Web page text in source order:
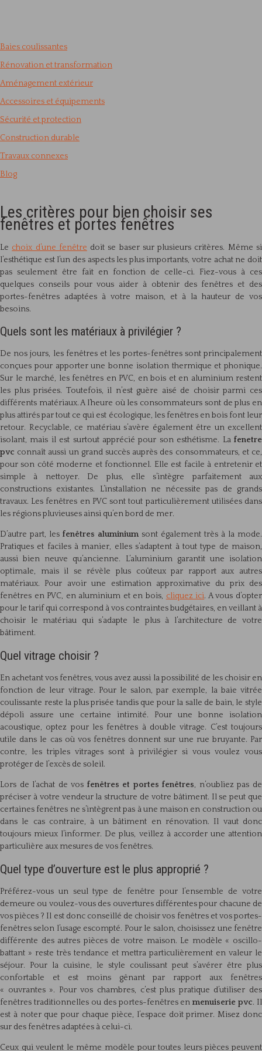
Baies coulissantes
Rénovation et transformation
Aménagement extérieur
Accessoires et équipements
Sécurité et protection
Construction durable
Travaux connexes
Blog
Les critères pour bien choisir ses
fenêtres et portes fenêtres
Le choix d’une fenêtre doit se baser sur plusieurs critères. Même si
l’esthétique est l’un des aspects les plus importants, votre achat ne doit
pas seulement être fait en fonction de celle-ci. Fiez-vous à ces
quelques conseils pour vous aider à obtenir des fenêtres et des
portes-fenêtres adaptées à votre maison, et à la hauteur de vos
besoins.
Quels sont les matériaux à privilégier ?
De nos jours, les fenêtres et les portes-fenêtres sont principalement
conçues pour apporter une bonne isolation thermique et phonique.
Sur le marché, les fenêtres en PVC, en bois et en aluminium restent
les plus prisées. Toutefois, il n’est guère aisé de choisir parmi ces
différents matériaux. A l’heure où les consommateurs sont de plus en
plus attirés par tout ce qui est écologique, les fenêtres en bois font leur
retour. Recyclable, ce matériau s’avère également être un excellent
isolant, mais il est surtout apprécié pour son esthétisme. La fenetre
pvc connaît aussi un grand succès auprès des consommateurs, et ce,
pour son côté moderne et fonctionnel. Elle est facile à entretenir et
simple à nettoyer. De plus, elle s’intègre parfaitement aux
constructions existantes. L’installation ne nécessite pas de grands
travaux. Les fenêtres en PVC sont tout particulièrement utilisées dans
les régions pluvieuses ainsi qu’en bord de mer.
D’autre part, les fenêtres aluminium sont également très à la mode.
Pratiques et faciles à manier, elles s’adaptent à tout type de maison,
aussi bien neuve qu’ancienne. L’aluminium garantit une isolation
optimale, mais il se révèle plus coûteux par rapport aux autres
matériaux. Pour avoir une estimation approximative du prix des
fenêtres en PVC, en aluminium et en bois, cliquez ici. A vous d’opter
pour le tarif qui correspond à vos contraintes budgétaires, en veillant à
choisir le matériau qui s’adapte le plus à l’architecture de votre
bâtiment.
Quel vitrage choisir ?
En achetant vos fenêtres, vous avez aussi la possibilité de les choisir en
fonction de leur vitrage. Pour le salon, par exemple, la baie vitrée
coulissante reste la plus prisée tandis que pour la salle de bain, le style
dépoli assure une certaine intimité. Pour une bonne isolation
acoustique, optez pour les fenêtres à double vitrage. C’est toujours
utile dans le cas où vos fenêtres donnent sur une rue bruyante. Par
contre, les triples vitrages sont à privilégier si vous voulez vous
protéger de l’excès de soleil.
Lors de l’achat de vos fenêtres et portes fenêtres, n’oubliez pas de
préciser à votre vendeur la structure de votre bâtiment. Il se peut que
certaines fenêtres ne s’intègrent pas à une maison en construction ou
dans le cas contraire, à un bâtiment en rénovation. Il vaut donc
toujours mieux l’informer. De plus, veillez à accorder une attention
particulière aux mesures de vos fenêtres.
Quel type d’ouverture est le plus approprié ?
Préférez-vous un seul type de fenêtre pour l’ensemble de votre
demeure ou voulez-vous des ouvertures différentes pour chacune de
vos pièces ? Il est donc conseillé de choisir vos fenêtres et vos portes-
fenêtres selon l’usage escompté. Pour le salon, choisissez une fenêtre
différente des autres pièces de votre maison. Le modèle « oscillo-
battant » reste très tendance et mettra particulièrement en valeur le
séjour. Pour la cuisine, le style coulissant peut s’avérer être plus
confortable et est moins gênant par rapport aux fenêtres
« ouvrantes ». Pour vos chambres, c’est plus pratique d’utiliser des
fenêtres traditionnelles ou des portes-fenêtres enmenuiserie pvc. Il
est à noter que pour chaque pièce, l’espace doit primer. Misez donc
sur des fenêtres adaptées à celui-ci.
Ceux qui veulent le même modèle pour toutes leurs pièces peuvent